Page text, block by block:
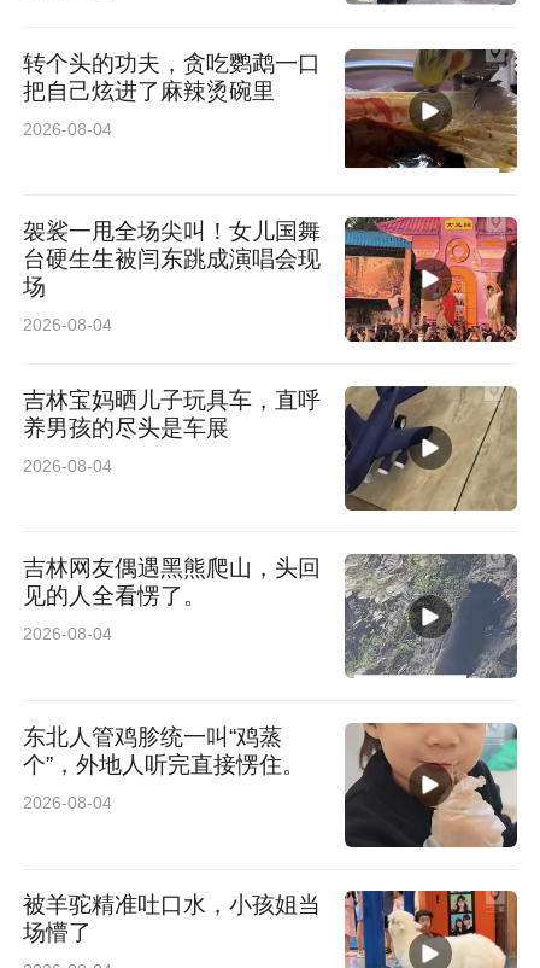
上答题为主要活动形式，开幕式将在沈阳市人民
广场举行。
1.赛事开始前两天，组委会会将赛事装备(服装、
队旗、部分点位门票等)邮寄到队长手上。
3.7月11日开幕式在沈阳市人民广场举行。当日
8:00开幕式现场开放，8:38开幕式正式开始。
往“赛事通关手册”上规划的游戏点位。到各点位
后，根据“赛事通关手册”上标注的任务内容，进
5.游玩过程中，队员要注意收集知识性内容，别
忘了在各任务点全体持队旗合影（合影具体要求
以“赛事通关手册”为准）。各任务点照片须在答
题时全部上传。
6.“赛事通关手册”上指定点位全部体验完毕后，领
转个头的功夫，贪吃鹦鹉一口
把自己炫进了麻辣烫碗里
2026-08-04
袈裟一甩全场尖叫！女儿国舞
台硬生生被闫东跳成演唱会现
场
2026-08-04
吉林宝妈晒儿子玩具车，直呼
养男孩的尽头是车展
2026-08-04
吉林网友偶遇黑熊爬山，头回
见的人全看愣了。
2026-08-04
东北人管鸡胗统一叫“鸡蒸
个”，外地人听完直接愣住。
2026-08-04
被羊驼精准吐口水，小孩姐当
场懵了